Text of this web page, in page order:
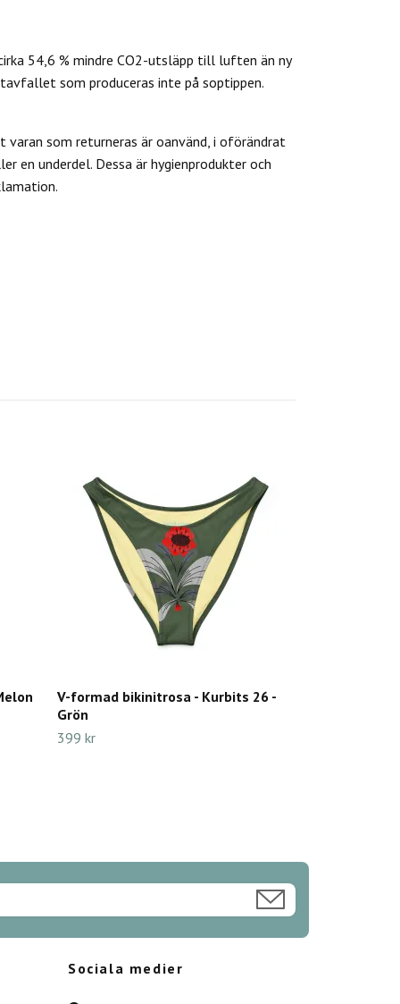
54,6 % mindre CO2-utsläpp till luften än ny
som produceras inte på soptippen.
som returneras är oanvänd, i oförändrat
en underdel. Dessa är hygienprodukter och
V-formad bikinitrosa - Kurbits 26 -
Grön
399 kr
Sociala medier